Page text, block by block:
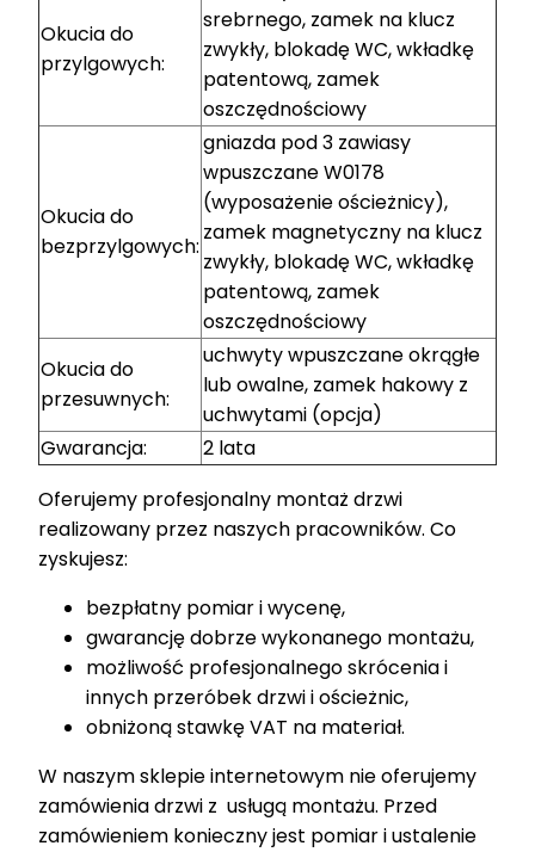
Okucia do
przylgowych:
srebrnego, zamek na klucz
zwykły, blokadę WC, wkładkę
patentową, zamek
oszczędnościowy
Okucia do
bezprzylgowych:
gniazda pod 3 zawiasy
wpuszczane W0178
(wyposażenie ościeżnicy),
zamek magnetyczny na klucz
zwykły, blokadę WC, wkładkę
patentową, zamek
oszczędnościowy
Okucia do
przesuwnych:
uchwyty wpuszczane okrągłe
lub owalne, zamek hakowy z
uchwytami (opcja)
Gwarancja:
2 lata
Oferujemy profesjonalny montaż drzwi
realizowany przez naszych pracowników. Co
zyskujesz:
bezpłatny pomiar i wycenę,
gwarancję dobrze wykonanego montażu,
możliwość profesjonalnego skrócenia i
innych przeróbek drzwi i ościeżnic,
obniżoną stawkę VAT na materiał.
W naszym sklepie internetowym nie oferujemy
zamówienia drzwi z usługą montażu. Przed
zamówieniem konieczny jest pomiar i ustalenie